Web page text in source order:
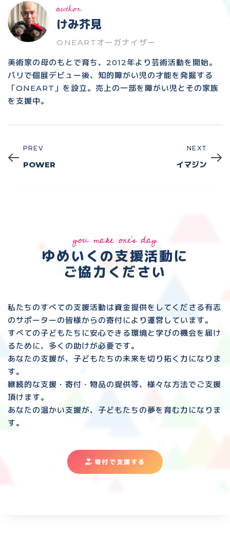
author
けみ芥見
ONEARTオーガナイザー
美術家の母のもとで育ち、2012年より芸術活動を開始。
パリで個展デビュー後、知的障がい児の才能を発掘する
「ONEART」を設立。売上の一部を障がい児とその家族
を支援中。
Prev
PREV
POWER
NextNEXT
イマジン
you make one's day
ゆめいくの支援活動に
ご協力ください
私たちのすべての支援活動は資金提供をしてくださる有志
のサポーターの皆様からの寄付により運営しています。
すべての子どもたちに安心できる環境と 学びの機会を届け
るために、多くの助けが必要です。
あなたの支援が、子どもたちの未来を切り拓く力になりま
す。
継続的な支援・寄付・物品の提供等、様々な方法でご支援
頂けます。
あなたの温かい支援が、子どもたちの夢を育む力になりま
す。
寄付で支援する